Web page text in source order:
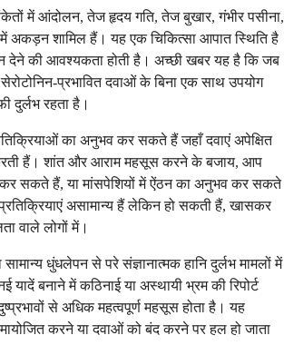
में आंदोलन, तेज हृदय गति, तेज बुखार, गंभीर पसीना,
अकड़न शामिल हैं। यह एक चिकित्सा आपात स्थिति है
देने की आवश्यकता होती है। अच्छी खबर यह है कि जब
प्रभावित दवाओं के बिना एक साथ उपयोग
दुर्लभ रहता है।
का अनुभव कर सकते हैं जहाँ दवाएं अपेक्षित
करती हैं। शांत और आराम महसूस करने के बजाय, आप
कर सकते हैं, या मांसपेशियों में ऐंठन का अनुभव कर सकते
असामान्य हैं लेकिन हो सकती हैं, खासकर
वाले लोगों में।
सामान्य धुंधलेपन से परे संज्ञानात्मक हानि दुर्लभ मामलों में
बनाने में कठिनाई या अस्थायी भ्रम की रिपोर्ट
से अधिक महत्वपूर्ण महसूस होता है। यह
करने या दवाओं को बंद करने पर हल हो जाता